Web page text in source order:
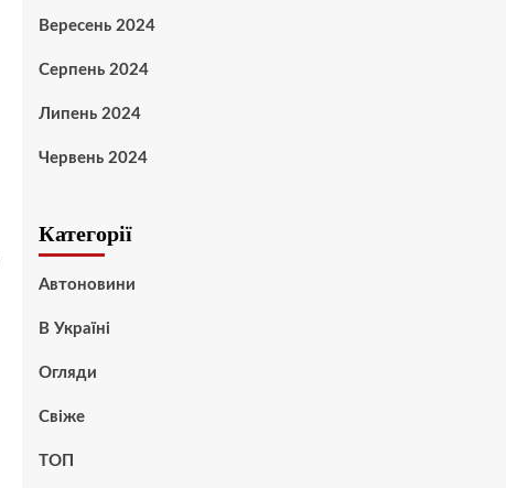
Вересень 2024
Серпень 2024
Липень 2024
Червень 2024
Категорії
Автоновини
В Україні
Огляди
Свіже
ТОП